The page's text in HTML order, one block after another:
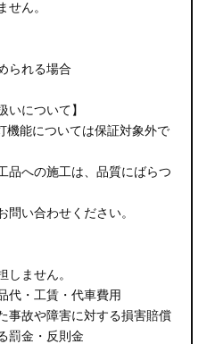
ん。
られる場合
いについて】
機能については保証対象外で
品への施工は、品質にばらつ
問い合わせください。
ません。
代・工賃・代車費用
事故や障害に対する損害賠償
罰金・反則金